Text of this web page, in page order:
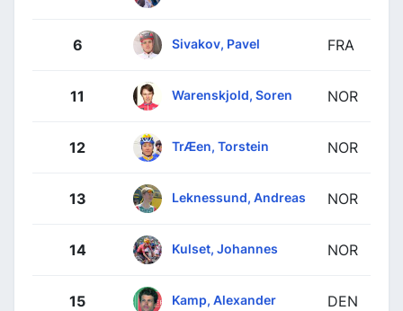
6 Sivakov, Pavel FRA
11 Warenskjold, Soren NOR
12 TrÆen, Torstein NOR
13 Leknessund, Andreas NOR
14 Kulset, Johannes NOR
15 Kamp, Alexander DEN